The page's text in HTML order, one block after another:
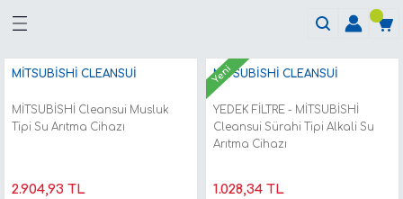
MİTSUBİSHİ CLEANSUİ
MİTSUBİSHİ Cleansui Musluk
Tipi Su Arıtma Cihazı
2.904,93 TL
Yeni
MİTSUBİSHİ CLEANSUİ
YEDEK FİLTRE - MİTSUBİSHİ
Cleansui Sürahi Tipi Alkali Su
Arıtma Cihazı
1.028,34 TL